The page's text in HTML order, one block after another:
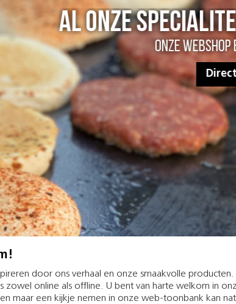
Lees
door ons verhaal en onze smaakvolle
zowel online als offline. U bent van harte welkom in
maar een kijkje nemen in onze web-toonbank kan